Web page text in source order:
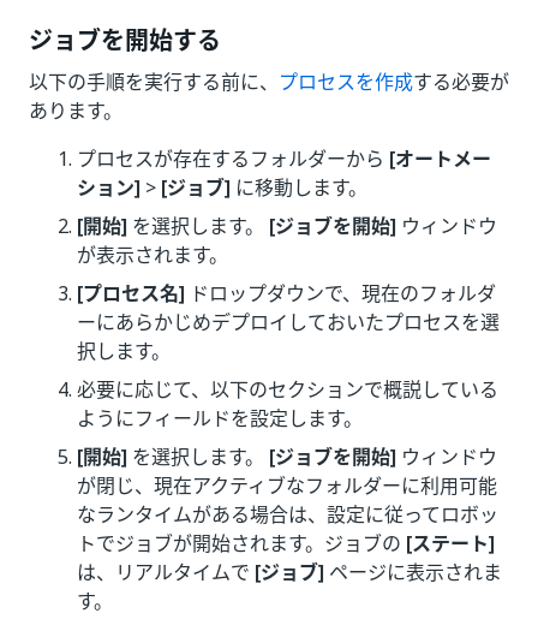
ジョブを開始する
以下の手順を実行する前に、 プロセスを作成する必要が
あります。
プロセスが存在するフォルダーから [オートメー
ション] > [ジョブ] に移動します。
[開始] を選択します。 [ジョブを開始] ウィンドウ
が表示されます。
[プロセス名] ドロップダウンで、現在のフォルダ
ーにあらかじめデプロイしておいたプロセスを選
択します。
必要に応じて、以下のセクションで概説している
ようにフィールドを設定します。
[開始] を選択します。 [ジョブを開始] ウィンドウ
が閉じ、現在アクティブなフォルダーに利用可能
なランタイムがある場合は、設定に従ってロボッ
トでジョブが開始されます。ジョブの [ステート]
は、リアルタイムで [ジョブ] ページに表示されま
す。